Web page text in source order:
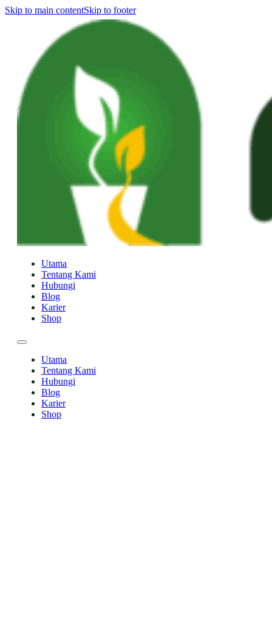
Skip to main contentSkip to footer
Utama
Tentang Kami
Hubungi
Blog
Karier
Shop
Utama
Tentang Kami
Hubungi
Blog
Karier
Shop